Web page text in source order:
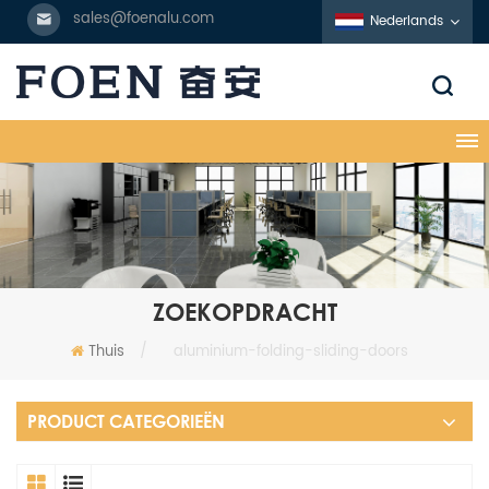
sales@foenalu.com Nederlands
ZOEKOPDRACHT
Thuis / aluminium-folding-sliding-doors
PRODUCT CATEGORIEËN